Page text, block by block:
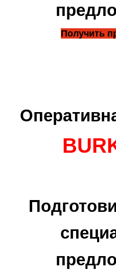
Получить